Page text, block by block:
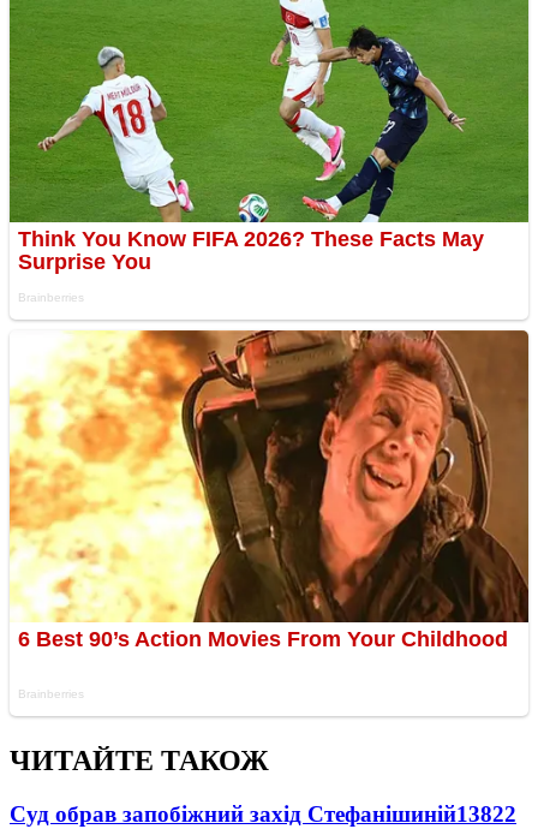
ЧИТАЙТЕ ТАКОЖ
Суд обрав запобіжний захід Стефанішиній13822